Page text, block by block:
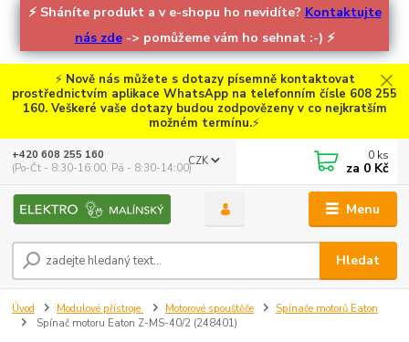
⚡ Sháníte produkt a v e-shopu ho nevidíte? Kontaktujte
nás zde-> pomůžeme vám ho sehnat :-) ⚡
⚡ Nově nás můžete s dotazy písemně kontaktovat
prostřednictvím aplikace WhatsApp na telefonním čísle 608 255
160. Veškeré vaše dotazy budou zodpovězeny v co nejkratším
možném termínu.⚡
Menu
CZK
Hledat
+420 608 255 160
(Po-Čt - 8:30-16:00, Pá - 8:30-14:00)
0 ks
za 0 Kč
Úvod Modulové přístroje Motorové spouštěče
Spínače motorů Eaton
Spínač motoru Eaton Z-MS-40/2 (248401)